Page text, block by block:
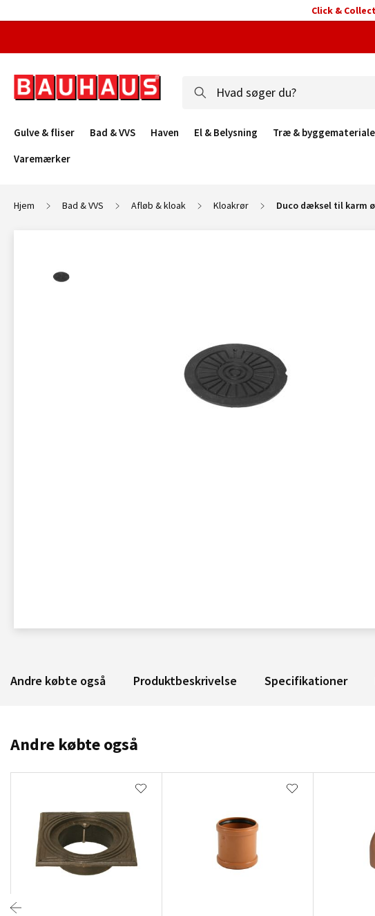
Click &
Gulve & fliser Bad & VVS Haven El & Belysning Træ &
Varemærker
Hjem Bad & VVS Afløb & kloak Kloakrør Duco dæksel til karm
Andre købte også Produktbeskrivelse Specifikationer
Andre købte også